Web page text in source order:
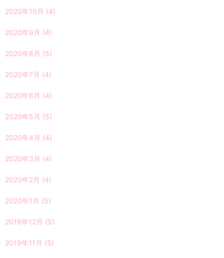
2020年10月 (4)
2020年9月 (4)
2020年8月 (5)
2020年7月 (4)
2020年6月 (4)
2020年5月 (5)
2020年4月 (4)
2020年3月 (4)
2020年2月 (4)
2020年1月 (5)
2019年12月 (5)
2019年11月 (5)